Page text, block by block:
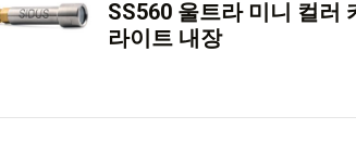
SS560 울트라 미니 컬러
라이트 내장